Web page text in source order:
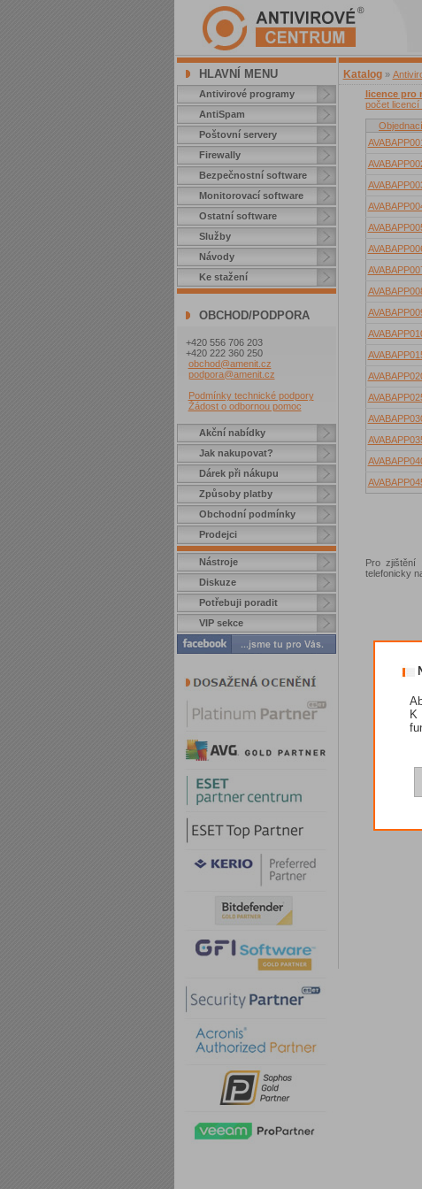
HLAVNÍ MENU
Antivirové programy
AntiSpam
Poštovní servery
Firewally
Bezpečnostní software
Monitorovací software
Ostatní software
Služby
Návody
Ke stažení
OBCHOD/PODPORA
+420 556 706 203
+420 222 360 250
obchod@amenit.cz
podpora@amenit.cz
Podmínky technické podpory
Žádost o odbornou pomoc
Akční nabídky
Jak nakupovat?
Dárek při nákupu
Způsoby platby
Obchodní podmínky
Prodejci
Nástroje
Diskuze
Potřebuji poradit
VIP sekce
Katalog »
licence pro
počet licencí
Pro zjištění
telefonicky
K